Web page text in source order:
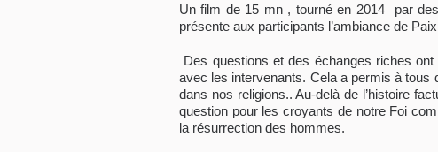
Un film de 15 mn , tourné en 2014 par
présente aux participants l’ambiance de
Des questions et des échanges riches
avec les intervenants. Cela a permis à tous
dans nos religions.. Au-delà de l’histoire
question pour les croyants de notre Foi
la résurrection des hommes.